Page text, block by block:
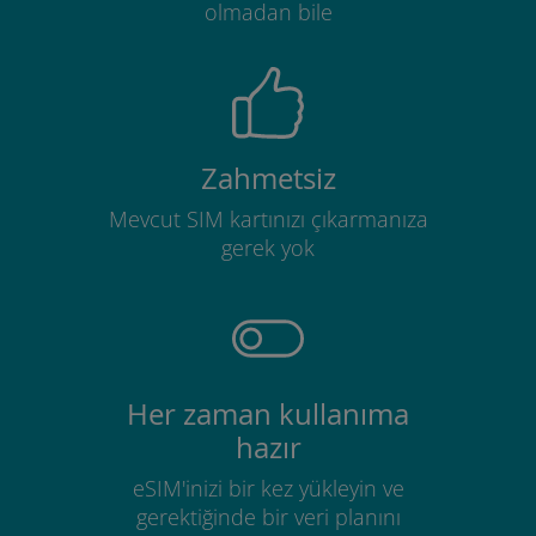
olmadan bile
Zahmetsiz
Mevcut SIM kartınızı çıkarmanıza
gerek yok
Her zaman kullanıma
hazır
eSIM'inizi bir kez yükleyin ve
gerektiğinde bir veri planını